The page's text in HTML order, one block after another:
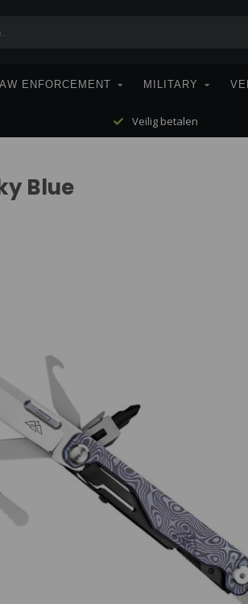
ENFORCEMENT MILITARY
Veilig betalen
Blue